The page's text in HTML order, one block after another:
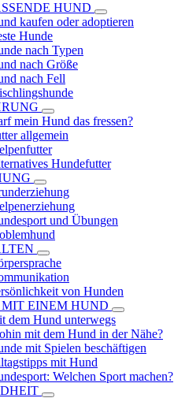
HUND
kaufen oder adoptieren
Hunde
nach Typen
nach Größe
nach Fell
mein Hund das fressen?
allgemein
Hundefutter
und Übungen
von Hunden
EINEM HUND
dem Hund unterwegs
mit dem Hund in der Nähe?
mit Spielen beschäftigen
mit Hund
Welchen Sport machen?